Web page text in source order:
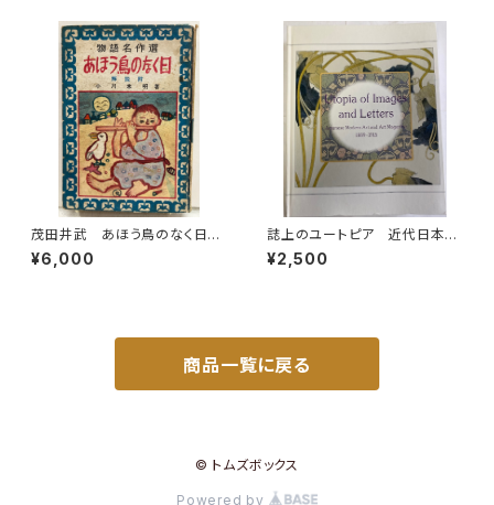
茂田井武 あほう鳥のなく日
小川未明 物語名作選 昭和2
6年（1951） 初版 カバーな
¥6,000
誌上のユートピア 近代日本の
絵画と美術雑誌1889-1915
神奈川県立近代美術館(編) 美
¥2,500
商品一覧に戻る
© トムズボックス
Powered by